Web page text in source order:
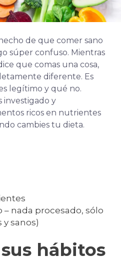
de que comer sano
súper confuso. Mientras
que comas una cosa,
diferente. Es
legítimo y qué no.
investigado y
ricos en nutrientes
cambies tu dieta.
– nada procesado, sólo
sanos)
hábitos